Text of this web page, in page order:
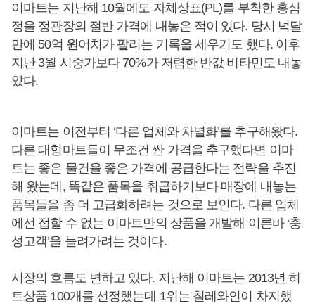
이마트는 지난해 10월에도 자체상표(PL)를 부착한 홍삼
정을 정관장의 절반 가격에 내놓은 적이 있다. 당시 넉달
만에 50억 원어치가 팔리는 기록을 세우기도 했다. 이후
지난 3월 시중가보다 70%가 저렴한 반값 비타민도 내놓
았다.
이마트는 이전부터 ‘다른 업체와 차별화’를 추구해왔다.
다른 대형마트들이 무조건 싼 가격을 추구했다면 이마
트는 좋은 물건을 좋은 가격에 공급한다는 전략을 추진
해 왔는데, 똑같은 품목을 취급하기보다 매장에 내놓는
품목들을 좀 더 고급화하려는 것으로 보인다. 다른 업체
에선 접할 수 없는 이마트만의 상품을 개발해 이른바 ‘충
성고객’을 늘려가려는 것이다.
시장의 흐름도 변하고 있다. 지난해 이마트는 2013년 히
트상품 100개를 선정했는데 1위는 칠레와인이 차지했